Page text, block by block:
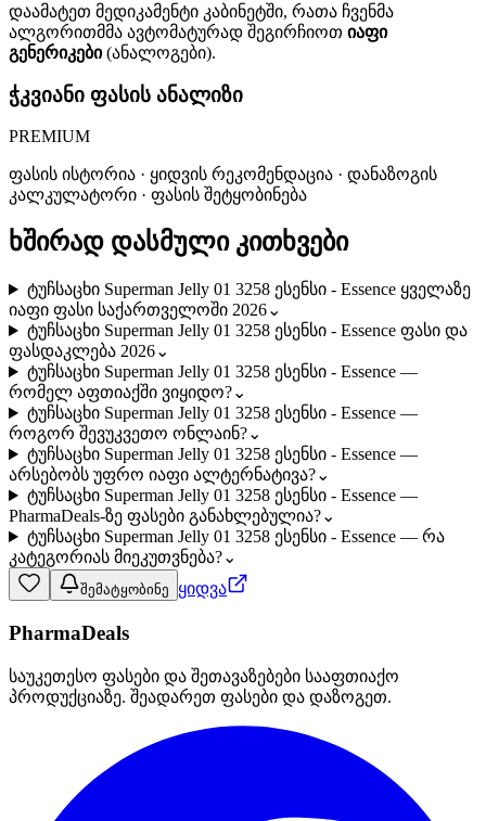
დაამატეთ მედიკამენტი კაბინეტში, რათა ჩვენმა
ალგორითმმა ავტომატურად შეგირჩიოთ იაფი
გენერიკები(ანალოგები).
ჭკვიანი ფასის ანალიზი
PREMIUM
ფასის ისტორია · ყიდვის რეკომენდაცია · დანაზოგის
კალკულატორი · ფასის შეტყობინება
ხშირად დასმული კითხვები
ტუჩსაცხი Superman Jelly 01 3258 ესენსი - Essence ყველაზე
იაფი ფასი საქართველოში 2026⌄
ტუჩსაცხი Superman Jelly 01 3258 ესენსი - Essence ფასი და
ფასდაკლება 2026⌄
ტუჩსაცხი Superman Jelly 01 3258 ესენსი - Essence —
რომელ აფთიაქში ვიყიდო?⌄
ტუჩსაცხი Superman Jelly 01 3258 ესენსი - Essence —
როგორ შევუკვეთო ონლაინ?⌄
ტუჩსაცხი Superman Jelly 01 3258 ესენსი - Essence —
არსებობს უფრო იაფი ალტერნატივა?⌄
ტუჩსაცხი Superman Jelly 01 3258 ესენსი - Essence —
PharmaDeals-ზე ფასები განახლებულია?⌄
ტუჩსაცხი Superman Jelly 01 3258 ესენსი - Essence — რა
კატეგორიას მიეკუთვნება?⌄
შემატყობინე ყიდვა
PharmaDeals
საუკეთესო ფასები და შეთავაზებები სააფთიაქო
პროდუქციაზე. შეადარეთ ფასები და დაზოგეთ.